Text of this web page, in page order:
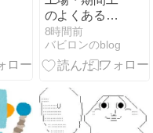
のよくある質
問Q&A｜寮費
は無料？未経
験でも入れ
いくら？
8時間前
バビロンのblog